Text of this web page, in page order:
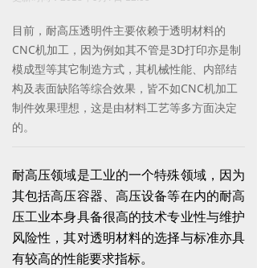
끈 材料致知
낇 价格咨询
끣 索取样块
뀒 总导航目录
끔 帕姆价值体系
끶 CNC材料加工
目前，耐高压透明件主要依赖于透明材料的
CNC机加工，因为例如其不管是3D打印亦是制
模成型等其它制造方式，其机械性能、内部结
构及表面缺陷等综合效果，皆不如CNC机加工
制件效果理想，这是由材料工艺等多方面决定
的。
耐高压领域是工业的一个特殊领域，因为
其包括高压容器、高压设备等在内的耐高
压工业本身具备很高的技术专业性与维护
风险性，其对透明材料的选择与标准亦具
有较高的性能要求指标。